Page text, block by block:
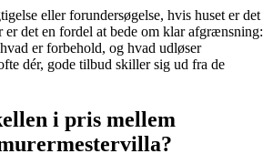
eller forundersøgelse, hvis huset er det
det en fordel at bede om klar afgrænsning:
er forbehold, og hvad udløser
dér, gode tilbud skiller sig ud fra de
i pris mellem